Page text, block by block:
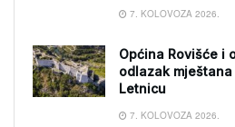
7. KOLOVOZA 2026.
Općina Rovišće i
odlazak
Letnicu
7. KOLOVOZA 2026.